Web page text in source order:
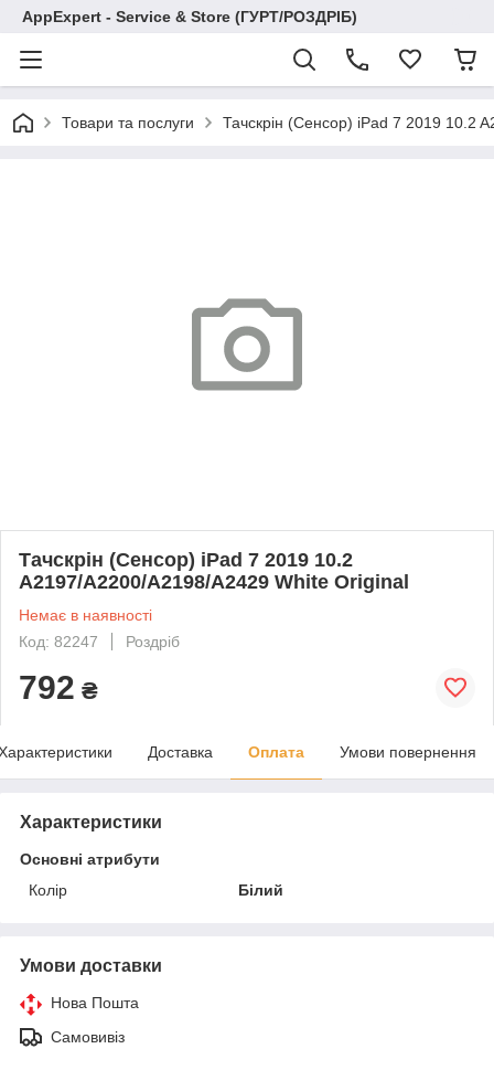
AppExpert - Service & Store (ГУРТ/РОЗДРІБ)
Товари та послуги Тачскрін (Сенсор) iPad 7 2019 10.2
Тачскрін (Сенсор) iPad 7 2019 10.2
A2197/A2200/A2198/A2429 White Original
Немає в наявності
Код: 82247
Роздріб
792 ₴
Доставка Оплата Умови повернення
Характеристики
Основні атрибути
Колір
Білий
Умови доставки
Нова Пошта
Самовивіз